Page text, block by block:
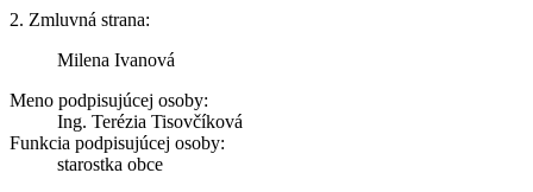
2. Zmluvná strana:
Milena Ivanová
Meno podpisujúcej osoby:
Ing. Terézia Tisovčíková
Funkcia podpisujúcej osoby:
starostka obce